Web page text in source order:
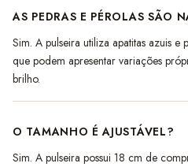
AS PEDRAS E PÉROLAS SÃO
Sim. A pulseira utiliza apatitas azuis
que podem apresentar variações
brilho.
O TAMANHO É AJUSTÁVEL?
Sim. A pulseira possui 18 cm de